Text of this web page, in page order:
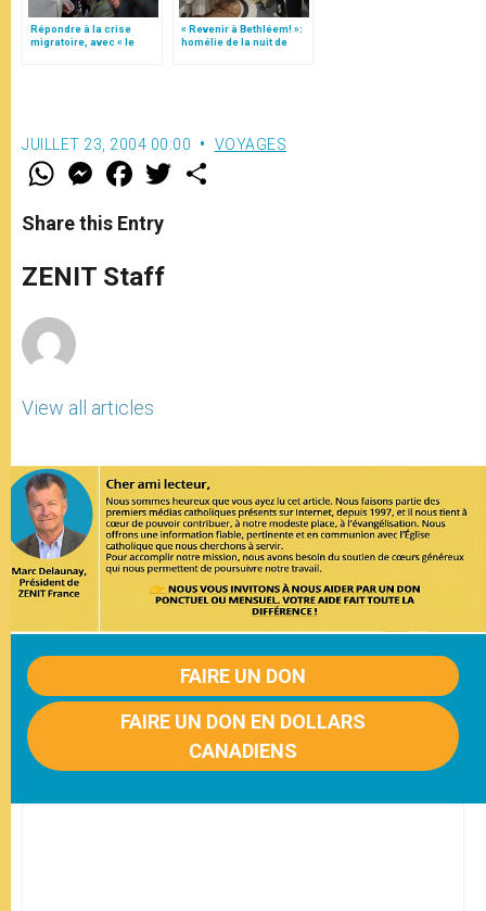
Répondre à la crise
migratoire, avec « le
« Revenir à Bethléem! »:
homélie de la nuit de
Noël (texte complet)
JUILLET 23, 2004 00:00 VOYAGES
W
t
s
p
p
M
e
s
e
g
e
F
a
e
b
o
k
w
Share this Entry
ZENIT Staff
View all articles
FAIRE UN DON
FAIRE UN DON EN DOLLARS
CANADIENS